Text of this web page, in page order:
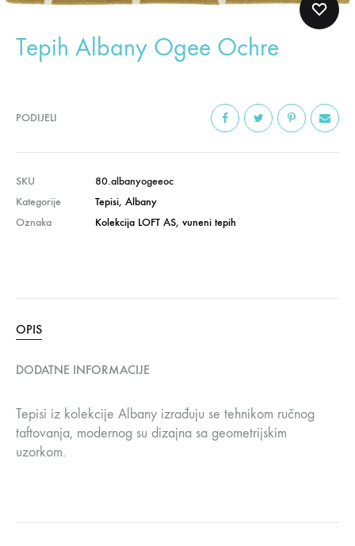
Tepih Albany Ogee Ochre
PODIJELI
SKU
80.albanyogeeoc
Kategorije
Tepisi, Albany
Oznaka
Kolekcija LOFT AS, vuneni tepih
OPIS
DODATNE INFORMACIJE
Tepisi iz kolekcije Albany izrađuju se tehnikom ručnog
taftovanja, modernog su dizajna sa geometrijskim
uzorkom.